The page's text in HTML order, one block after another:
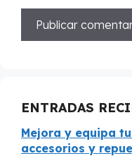
ENTRADAS
Mejora y equipa
accesorios y